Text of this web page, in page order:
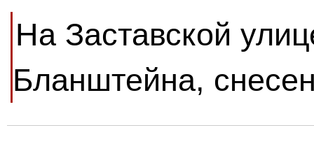
На Заставской
Бланштейна,